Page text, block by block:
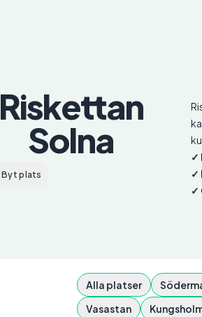
Riskettan
Solna
Byt plats
✓
✓
✓
Alla platser
Vasastan